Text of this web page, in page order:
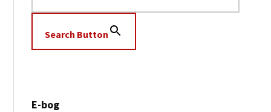
Search Button
E-bog